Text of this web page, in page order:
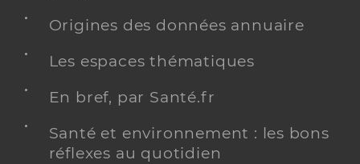
Origines des données annuaire
Les espaces thématiques
En bref, par Santé.fr
Santé et environnement : les bons
réflexes au quotidien